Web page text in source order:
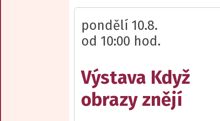
pondělí 10.8.
od 10:00 hod.
Výstava Když
obrazy znějí